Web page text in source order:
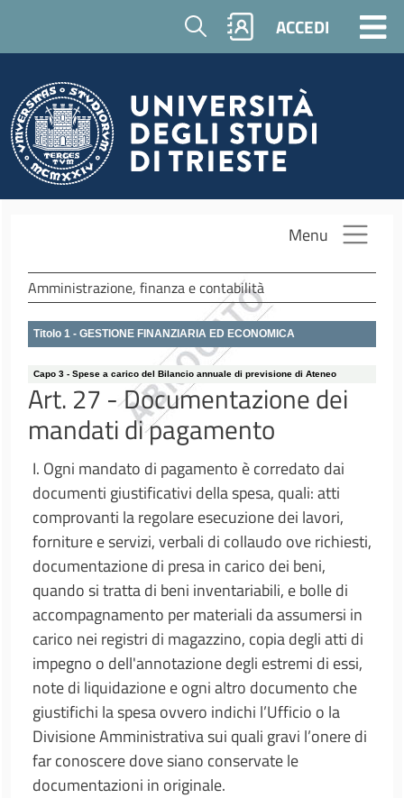
Salta al contenuto principale
Cerca ACCEDI
Menu
Amministrazione, finanza e contabilità
Titolo 1 - GESTIONE FINANZIARIA ED ECONOMICA
Capo 3 - Spese a carico del Bilancio annuale di previsione di Ateneo
Art. 27 - Documentazione dei
mandati di pagamento
I. Ogni mandato di pagamento è corredato dai
documenti giustificativi della spesa, quali: atti
comprovanti la regolare esecuzione dei lavori,
forniture e servizi, verbali di collaudo ove richiesti,
documentazione di presa in carico dei beni,
quando si tratta di beni inventariabili, e bolle di
accompagnamento per materiali da assumersi in
carico nei registri di magazzino, copia degli atti di
impegno o dell'annotazione degli estremi di essi,
note di liquidazione e ogni altro documento che
giustifichi la spesa ovvero indichi l’Ufficio o la
Divisione Amministrativa sui quali gravi l’onere di
far conoscere dove siano conservate le
documentazioni in originale.